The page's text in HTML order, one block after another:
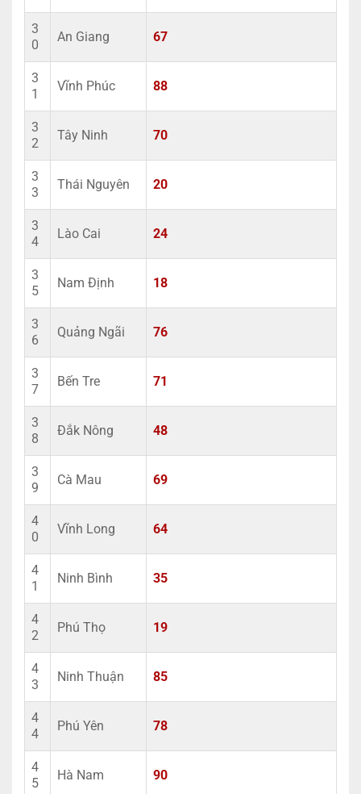
3
0
An Giang 67
3
1
Vĩnh Phúc 88
3
2
Tây Ninh 70
3
3
Thái Nguyên 20
3
4
Lào Cai 24
3
5
Nam Định 18
3
6
Quảng Ngãi 76
3
7
Bến Tre 71
3
8
Đắk Nông 48
3
9
Cà Mau 69
4
0
Vĩnh Long 64
4
1
Ninh Bình 35
4
2
Phú Thọ 19
4
3
Ninh Thuận 85
4
4
Phú Yên 78
4
5
Hà Nam 90